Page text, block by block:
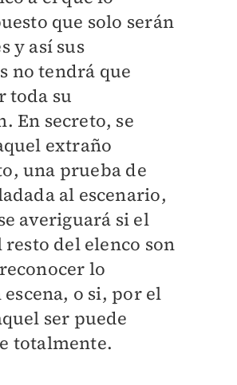
que solo serán
y así sus
no tendrá que
su
En secreto, se
extraño
una prueba de
al escenario,
averiguará si el
del elenco son
lo
o si, por el
ser puede
totalmente.